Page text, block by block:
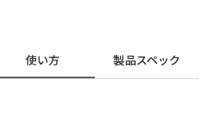
使い方 製品スペック